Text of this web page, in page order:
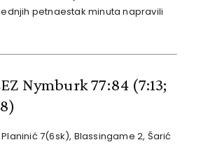
petnaestak minuta napravili
Nymburk 77:84 (7:13;
Planinić 7(6sk), Blassingame 2, Šarić